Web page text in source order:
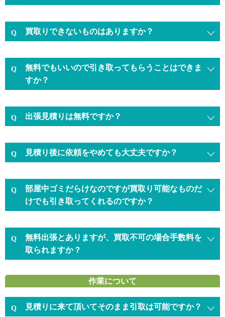
買取りできないものはありますか？
無料でもいいので引き取ってもらうことはできま
すか？
出張見積りは無料ですか？
見積り後に依頼をやめても大丈夫ですか？
部屋中ゴミだらけなのですが買取り可能なものだ
けでも引き取ってくれるのですか？
無料出張とありますが、買取不可の場合手数料を
取られますか？
作業について
見積りに来て頂いてそのまま引取は可能ですか？